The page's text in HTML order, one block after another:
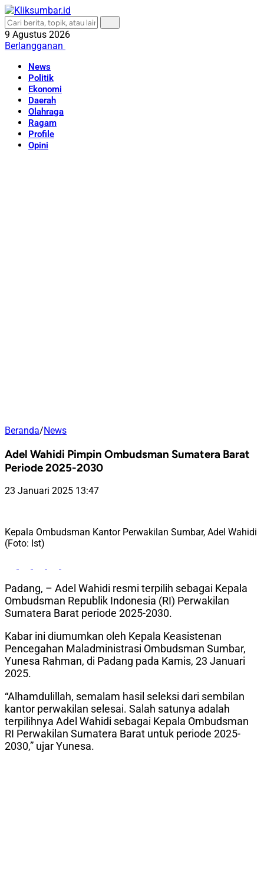
9 Agustus 2026
Berlangganan
News
Politik
Ekonomi
Daerah
Olahraga
Ragam
Profile
Opini
Beranda/News
Adel Wahidi Pimpin Ombudsman Sumatera Barat
Periode 2025-2030
23 Januari 2025 13:47
Kepala Ombudsman Kantor Perwakilan Sumbar, Adel Wahidi
(Foto: Ist)
Padang, – Adel Wahidi resmi terpilih sebagai Kepala
Ombudsman Republik Indonesia (RI) Perwakilan
Sumatera Barat periode 2025-2030.
Kabar ini diumumkan oleh Kepala Keasistenan
Pencegahan Maladministrasi Ombudsman Sumbar,
Yunesa Rahman, di Padang pada Kamis, 23 Januari
2025.
“Alhamdulillah, semalam hasil seleksi dari sembilan
kantor perwakilan selesai. Salah satunya adalah
terpilihnya Adel Wahidi sebagai Kepala Ombudsman
RI Perwakilan Sumatera Barat untuk periode 2025-
2030,” ujar Yunesa.